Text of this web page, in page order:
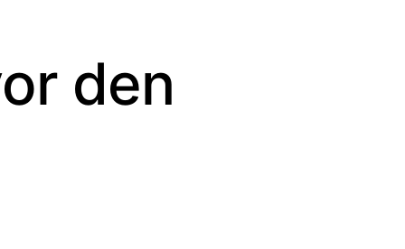
den